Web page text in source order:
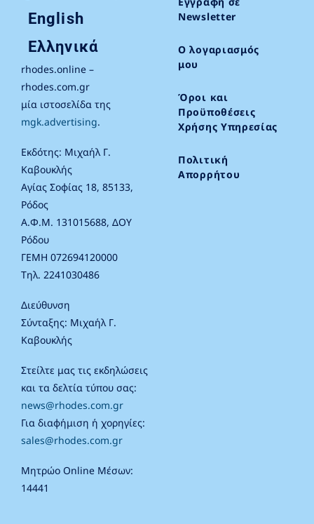
English
Ελληνικά
rhodes.online –
rhodes.com.gr
μία ιστοσελίδα της
mgk.advertising.
Εκδότης: Μιχαήλ Γ.
Καβουκλής
Αγίας Σοφίας 18, 85133,
Ρόδος
Α.Φ.Μ. 131015688, ΔΟΥ
Ρόδου
ΓΕΜΗ 072694120000
Τηλ. 2241030486
Διεύθυνση
Σύνταξης: Μιχαήλ Γ.
Καβουκλής
Στείλτε μας τις εκδηλώσεις
και τα δελτία τύπου σας:
news@rhodes.com.gr
Για διαφήμιση ή χορηγίες:
sales@rhodes.com.gr
Μητρώο Online Μέσων:
14441
Newsletter
Ο λογαριασμός
μου
Όροι και
Προϋποθέσεις
Χρήσης Υπηρεσίας
Πολιτική
Απορρήτου